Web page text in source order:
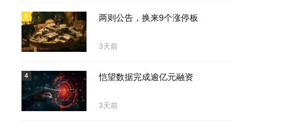
两则公告，换来9个涨停板
3天前
3
恺望数据完成逾亿元融资
3天前
4